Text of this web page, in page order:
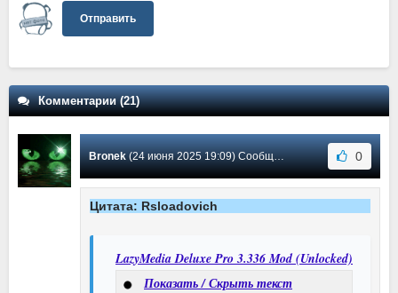
Отправить
Комментарии (21)
Bronek(24 июня 2025 19:09) Сообщение #15 0
Цитата: Rsloadovich
LazyMedia Deluxe Pro 3.336 Mod (Unlocked)
Показать / Скрыть текст